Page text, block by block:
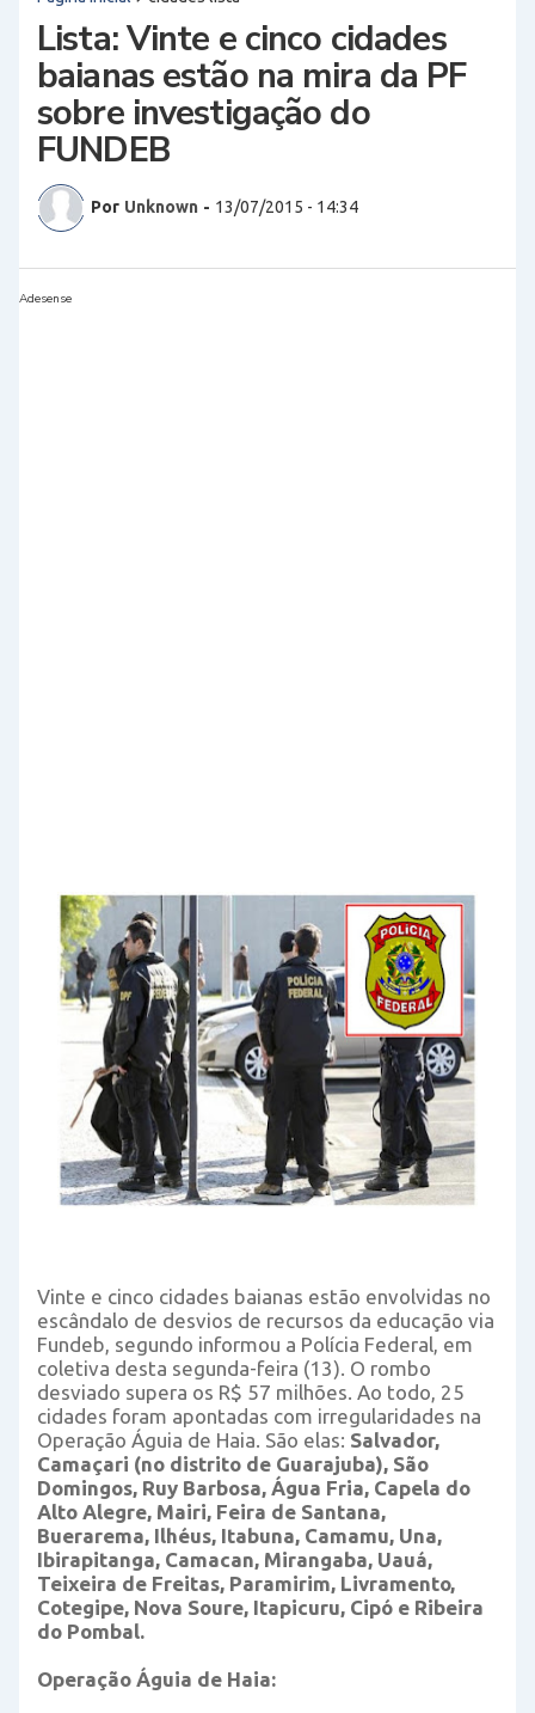
Lista: Vinte e cinco cidades
baianas estão na mira da PF
sobre investigação do
FUNDEB
Por Unknown - 13/07/2015 - 14:34
Adesense
Vinte e cinco cidades baianas estão envolvidas no
escândalo de desvios de recursos da educação via
Fundeb, segundo informou a Polícia Federal, em
coletiva desta segunda-feira (13). O rombo
desviado supera os R$ 57 milhões. Ao todo, 25
cidades foram apontadas com irregularidades na
Operação Águia de Haia. São elas: Salvador,
Camaçari (no distrito de Guarajuba), São
Domingos, Ruy Barbosa, Água Fria, Capela do
Alto Alegre, Mairi, Feira de Santana,
Buerarema, Ilhéus, Itabuna, Camamu, Una,
Ibirapitanga, Camacan, Mirangaba, Uauá,
Teixeira de Freitas, Paramirim, Livramento,
Cotegipe, Nova Soure, Itapicuru, Cipó e Ribeira
do Pombal.
Operação Águia de Haia: